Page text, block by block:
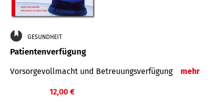
GESUNDHEIT
Patientenverfügung
Vorsorgevollmacht und Betreuungsverfügung mehr
12,00 €